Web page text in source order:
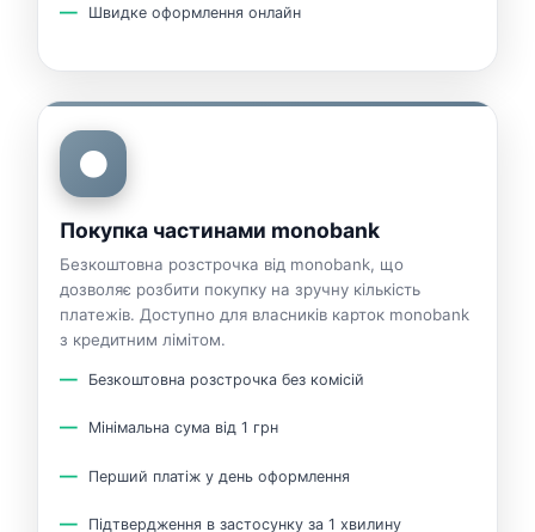
Швидке оформлення онлайн
⚫
Покупка частинами monobank
Безкоштовна розстрочка від monobank, що
дозволяє розбити покупку на зручну кількість
платежів. Доступно для власників карток monobank
з кредитним лімітом.
Безкоштовна розстрочка без комісій
Мінімальна сума від 1 грн
Перший платіж у день оформлення
Підтвердження в застосунку за 1 хвилину